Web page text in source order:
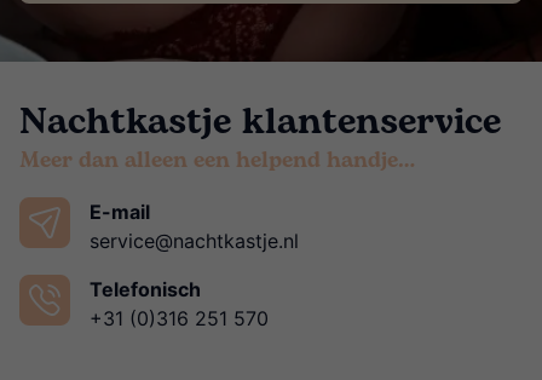
Nachtkastje klantenservice
Meer dan alleen een helpend handje…
E-mail
service@nachtkastje.nl
Telefonisch
+31 (0)316 251 570